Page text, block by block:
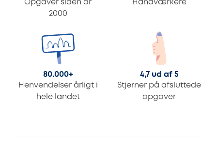
Opgaver siden år
2000
Håndværkere
80.000+
Henvendelser årligt i
hele landet
4,7 ud af 5
Stjerner på afsluttede
opgaver